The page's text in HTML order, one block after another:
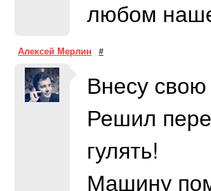
любом
Алексей Мерлин #
Внесу
Решил
гулять!
Машину